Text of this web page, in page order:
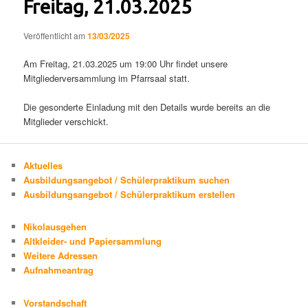
Freitag, 21.03.2025
Veröffentlicht am13/03/2025
Am Freitag, 21.03.2025 um 19:00 Uhr findet unsere
Mitgliederversammlung im Pfarrsaal statt.
Die gesonderte Einladung mit den Details wurde bereits an die
Mitglieder verschickt.
Aktuelles
Ausbildungsangebot / Schülerpraktikum suchen
Ausbildungsangebot / Schülerpraktikum erstellen
Nikolausgehen
Altkleider- und Papiersammlung
Weitere Adressen
Aufnahmeantrag
Vorstandschaft